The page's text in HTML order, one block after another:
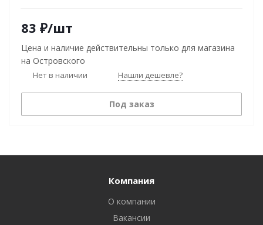
83 ₽/шт
Цена и наличие действительны только для магазина
на Островского
Нет в наличии Нашли дешевле?
Под заказ
Компания
О компании
Вакансии